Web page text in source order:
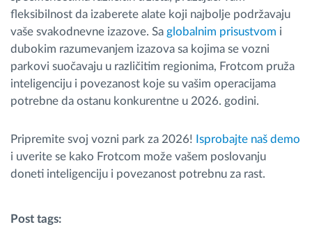
fleksibilnost da izaberete alate koji najbolje podržavaju
vaše svakodnevne izazove. Sa globalnim prisustvom i
dubokim razumevanjem izazova sa kojima se vozni
parkovi suočavaju u različitim regionima, Frotcom pruža
inteligenciju i povezanost koje su vašim operacijama
potrebne da ostanu konkurentne u 2026. godini.
Pripremite svoj vozni park za 2026! Isprobajte naš demo
i uverite se kako Frotcom može vašem poslovanju
doneti inteligenciju i povezanost potrebnu za rast.
Post tags: